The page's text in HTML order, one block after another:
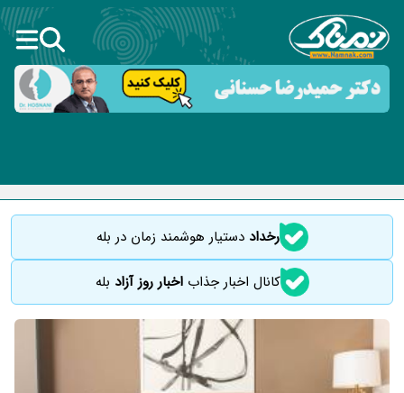
رخداددستیار هوشمند زمان در بله
کانال اخبار جذاباخبار روز آزاد بله